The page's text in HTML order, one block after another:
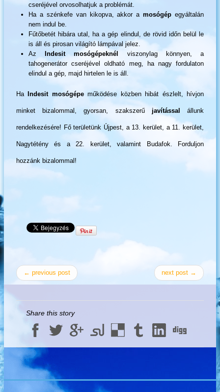
cseréjével orvosolhatjuk a problémát.
Ha a szénkefe van kikopva, akkor amosógép egyáltalán
nem indul be.
Fűtőbetét hibára utal, ha a gép elindul, de rövid időn belül le
is áll és pirosan világító lámpával jelez.
Az
Indesit mosógépeknél
viszonylag könnyen, a
tahogenerátor cseréjével oldható meg, ha nagy fordulaton
elindul a gép, majd hirtelen le is áll.
Ha Indesit mosógépeműködése közben hibát észlelt, hívjon
minket bizalommal, gyorsan, szakszerű javítással állunk
rendelkezésére! Fő területünk Újpest, a 13. kerület, a 11. kerület,
Nagytétény és a 22. kerület, valamint Budafok. Forduljon
hozzánk bizalommal!
← previous post next post →
Share this story